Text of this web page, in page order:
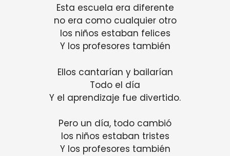
Esta escuela era diferente
no era como cualquier otro
los niños estaban felices
Y los profesores también
Ellos cantarían y bailarían
Todo el día
Y el aprendizaje fue divertido.
Pero un día, todo cambió
los niños estaban tristes
Y los profesores también